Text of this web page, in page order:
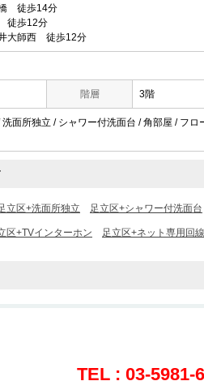
徒歩14分
徒歩12分
大師西 徒歩12分
階層 3階
面所独立 / シャワー付洗面台 / 角部屋 / フ
立区+洗面所独立 足立区+シャワー付洗面台
区+TVインターホン 足立区+ネット専用回線
TEL : 03-5981-